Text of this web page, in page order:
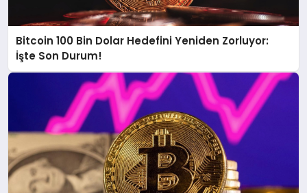
Bitcoin 100 Bin Dolar Hedefini Yeniden Zorluyor:
İşte Son Durum!